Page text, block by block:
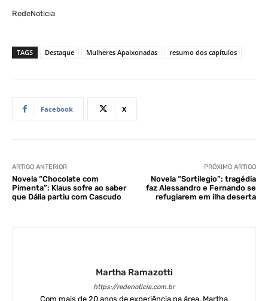
RedeNoticia
TAGS Destaque Mulheres Apaixonadas resumo dos capítulos
Facebook X
ARTIGO ANTERIOR
Novela “Chocolate com
Pimenta”: Klaus sofre ao saber
que Dália partiu com Cascudo
PRÓXIMO ARTIGO
Novela “Sortilegio”: tragédia
faz Alessandro e Fernando se
refugiarem em ilha deserta
Martha Ramazotti
https://redenoticia.com.br
Com mais de 20 anos de experiência na área, Martha